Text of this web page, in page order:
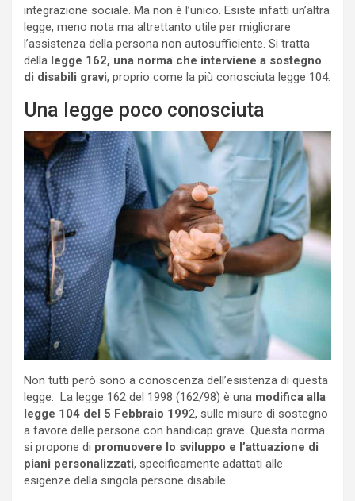
integrazione sociale. Ma non è l’unico. Esiste infatti un’altra
legge, meno nota ma altrettanto utile per migliorare
l’assistenza della persona non autosufficiente. Si tratta
della legge 162, una norma che interviene a sostegno
di disabili gravi, proprio come la più conosciuta legge 104.
Una legge poco conosciuta
Non tutti però sono a conoscenza dell’esistenza di questa
legge. La legge 162 del 1998 (162/98) è una modifica alla
legge 104 del 5 Febbraio 1992, sulle misure di sostegno
a favore delle persone con handicap grave. Questa norma
si propone di promuovere lo sviluppo e l’attuazione di
piani personalizzati, specificamente adattati alle
esigenze della singola persone disabile.